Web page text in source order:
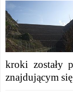
kroki zostały
znajdującym